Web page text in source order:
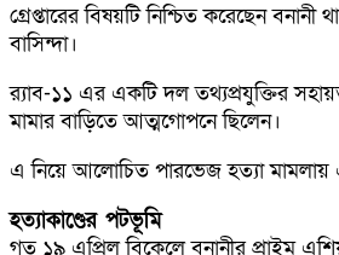
গ্রেপ্তারের বিষয়টি নিশ্চিত করেছেন
বাসিন্দা।
র‍্যাব-১১ এর একটি দল তথ্যপ্রযুক্তির
মামার বাড়িতে আত্মগোপনে ছিলেন।
এ নিয়ে আলোচিত পারভেজ হত্যা মামলায়
হত্যাকাণ্ডের পটভূমি
গত ১৯ এপ্রিল বিকেলে বনানীর প্রাইম